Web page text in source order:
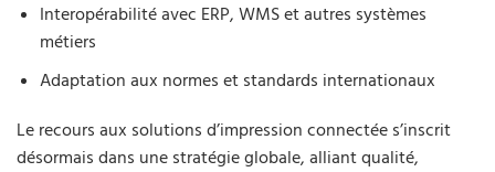
Interopérabilité avec ERP, WMS et autres systèmes
métiers
Adaptation aux normes et standards internationaux
Le recours aux solutions d’impression connectée s’inscrit
désormais dans une stratégie globale, alliant qualité,